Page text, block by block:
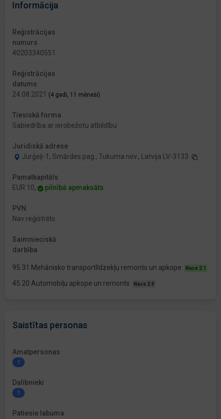
Informācija
Reģistrācijas
numurs
40203340551
Reģistrācijas
datums
24.08.2021 (4 gadi, 11 mēneši)
Tiesiskā forma
Sabiedrība ar ierobežotu atbildību
Juridiskā adrese
Jurģeļi-1, Smārdes pag., Tukuma nov., Latvija LV-3133
Pamatkapitāls
EUR 10,
pilnībā apmaksāts
PVN
Nav reģistrēts
Saimnieciskā
darbība
95.31 Mehānisko transportlīdzekļu remonts un apkope Nace 2.1
45.20 Automobiļu apkope un remonts Nace 2.0
Saistītas personas
Amatpersonas
1
Dalībnieki
1
Patiesie labuma